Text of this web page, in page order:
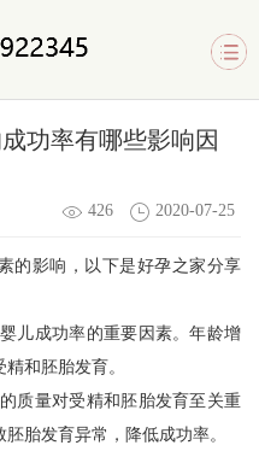
功率有哪些影响因
426 2020-07-25
的影响，以下是好孕之家分享
儿成功率的重要因素。年龄增
和胚胎发育。
质量对受精和胚胎发育至关重
胎发育异常，降低成功率。